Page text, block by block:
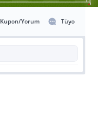
Kupon/Yorum Tüyo